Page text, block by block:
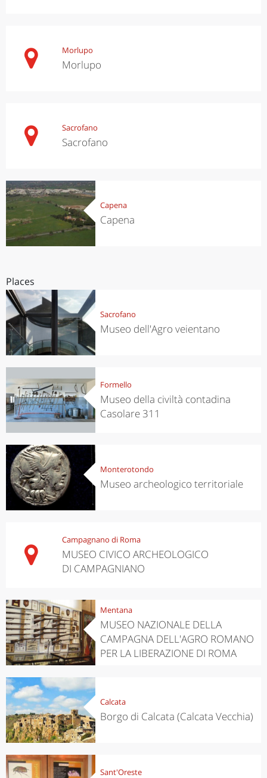
Morlupo
Morlupo
Sacrofano
Sacrofano
Capena
Capena
Places
Sacrofano
Museo dell'Agro veientano
Formello
Museo della civiltà contadina
Casolare 311
Monterotondo
Museo archeologico territoriale
Campagnano di Roma
MUSEO CIVICO ARCHEOLOGICO
DI CAMPAGNIANO
Mentana
MUSEO NAZIONALE DELLA
CAMPAGNA DELL'AGRO ROMANO
PER LA LIBERAZIONE DI ROMA
Calcata
Borgo di Calcata (Calcata Vecchia)
Sant'Oreste